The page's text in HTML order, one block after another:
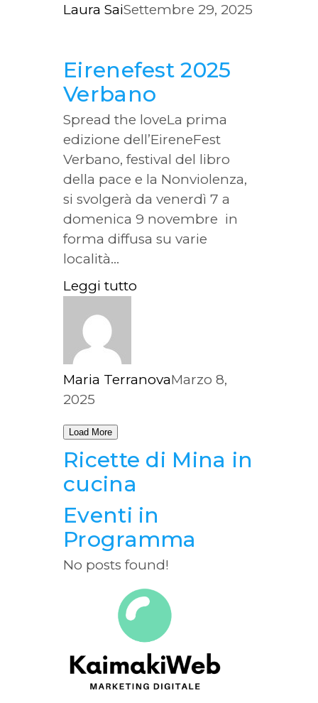
Laura SaiSettembre 29, 2025
Eirenefest 2025
Verbano
Spread the loveLa prima
edizione dell’EireneFest
Verbano, festival del libro
della pace e la Nonviolenza,
si svolgerà da venerdì 7 a
domenica 9 novembre in
forma diffusa su varie
località...
Leggi tutto
Maria TerranovaMarzo 8,
2025
Load More
Ricette di Mina in
cucina
Eventi in
Programma
No posts found!